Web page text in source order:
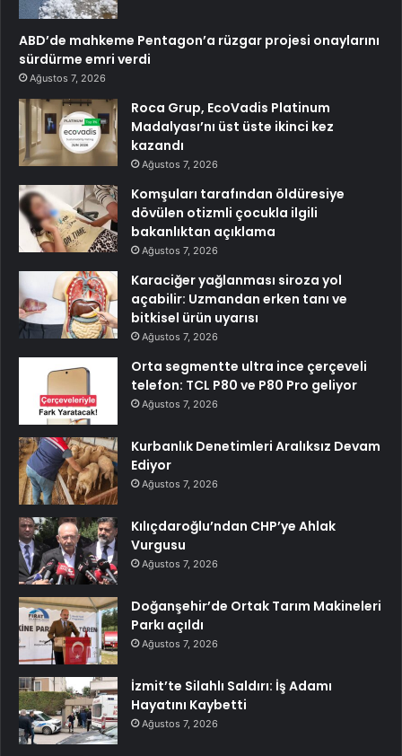
ABD’de mahkeme Pentagon’a rüzgar projesi onaylarını
sürdürme emri verdi
Ağustos 7, 2026
Roca Grup, EcoVadis Platinum
Madalyası’nı üst üste ikinci kez
kazandı
Ağustos 7, 2026
Komşuları tarafından öldüresiye
dövülen otizmli çocukla ilgili
bakanlıktan açıklama
Ağustos 7, 2026
Karaciğer yağlanması siroza yol
açabilir: Uzmandan erken tanı ve
bitkisel ürün uyarısı
Ağustos 7, 2026
Orta segmentte ultra ince çerçeveli
telefon: TCL P80 ve P80 Pro geliyor
Ağustos 7, 2026
Kurbanlık Denetimleri Aralıksız Devam
Ediyor
Ağustos 7, 2026
Kılıçdaroğlu’ndan CHP’ye Ahlak
Vurgusu
Ağustos 7, 2026
Doğanşehir’de Ortak Tarım Makineleri
Parkı açıldı
Ağustos 7, 2026
İzmit’te Silahlı Saldırı: İş Adamı
Hayatını Kaybetti
Ağustos 7, 2026